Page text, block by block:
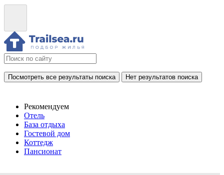
Посмотреть все результаты поиска Нет результатов поиска
Рекомендуем
Отель
База отдыха
Гостевой дом
Коттедж
Пансионат